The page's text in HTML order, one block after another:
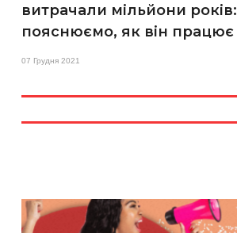
витрачали мільйони років:
пояснюємо, як він працює
07 Грудня 2021